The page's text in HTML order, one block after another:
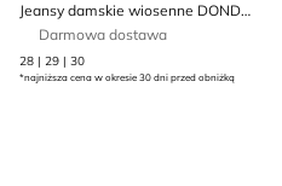
Jeansy damskie wiosenne DONDUP - made in Italy
Darmowa dostawa
28 | 29 | 30
*najniższa cena w okresie 30 dni przed obniżką